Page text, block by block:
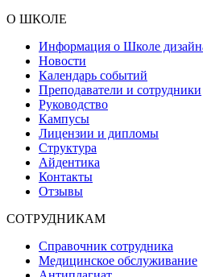
О ШКОЛЕ
Информация о Школе
Новости
Календарь событий
Преподаватели и сотрудники
Руководство
Кампусы
Лицензии и дипломы
Структура
Айдентика
Контакты
Отзывы
СОТРУДНИКАМ
Справочник сотрудника
Медицинское обслуживание